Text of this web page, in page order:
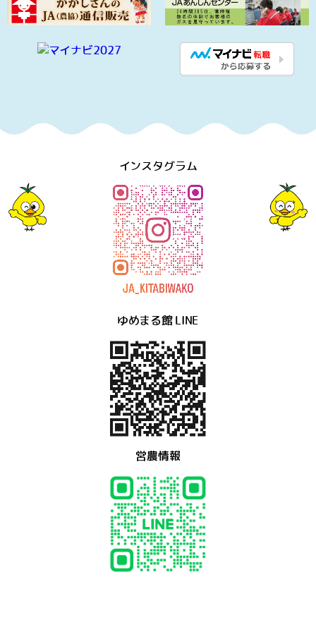
インスタグラム
ゆめまる館 LINE
営農情報